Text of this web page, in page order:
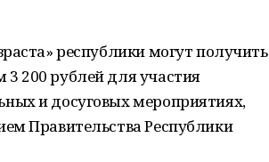
республики могут получить
200 рублей для участия
и досуговых мероприятиях,
Правительства Республики